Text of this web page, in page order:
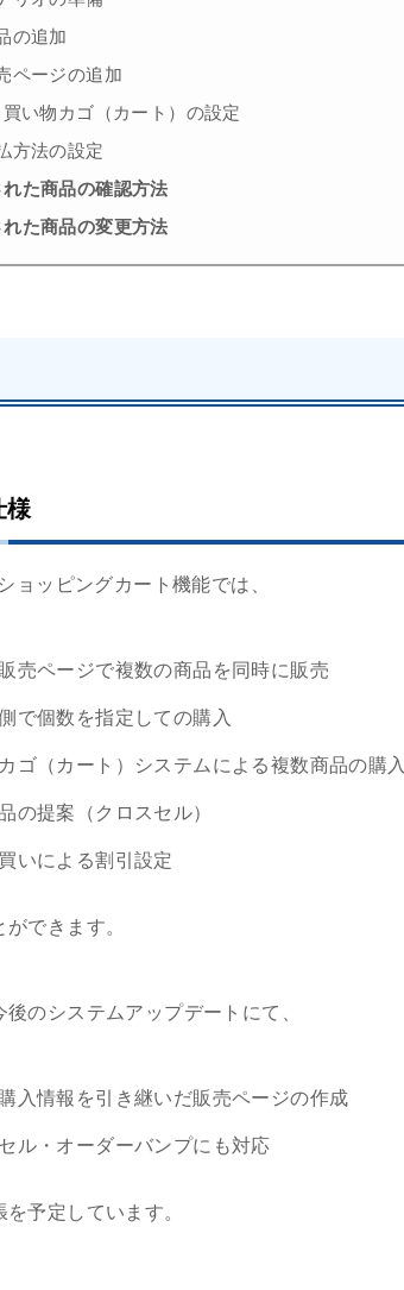
の追加
ページの追加
買い物カゴ（カート）の設定
方法の設定
れた商品の確認方法
れた商品の変更方法
様
ョッピングカート機能では、
売ページで複数の商品を同時に販売
で個数を指定しての購入
ゴ（カート）システムによる複数商品の購入
の提案（クロスセル）
いによる割引設定
できます。
後のシステムアップデートにて、
入情報を引き継いだ販売ページの作成
ル・オーダーバンプにも対応
を予定しています。